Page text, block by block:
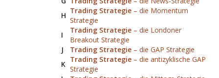
H
Trading Strategie – die Momentum
Strategie
I
Trading Strategie – die Londoner
Breakout Strategie
J
Trading Strategie – die GAP Strategie
K
Trading Strategie – die antizyklische GAP
Strategie